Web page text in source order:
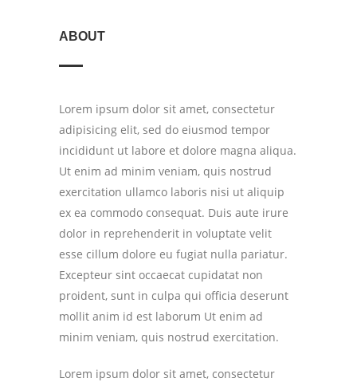
ABOUT
Lorem ipsum dolor sit amet, consectetur
adipisicing elit, sed do eiusmod tempor
incididunt ut labore et dolore magna aliqua.
Ut enim ad minim veniam, quis nostrud
exercitation ullamco laboris nisi ut aliquip
ex ea commodo consequat. Duis aute irure
dolor in reprehenderit in voluptate velit
esse cillum dolore eu fugiat nulla pariatur.
Excepteur sint occaecat cupidatat non
proident, sunt in culpa qui officia deserunt
mollit anim id est laborum Ut enim ad
minim veniam, quis nostrud exercitation.
Lorem ipsum dolor sit amet, consectetur